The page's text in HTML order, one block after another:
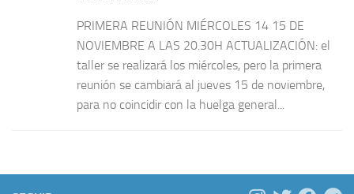
PRIMERA REUNIÓN MIÉRCOLES 14 15 DE
NOVIEMBRE A LAS 20.30H ACTUALIZACIÓN: el
taller se realizará los miércoles, pero la primera
reunión se cambiará al jueves 15 de noviembre,
para no coincidir con la huelga general...